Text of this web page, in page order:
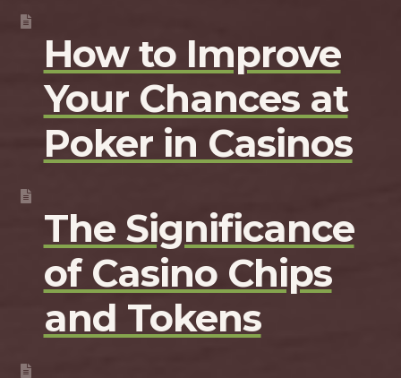
How to Improve
Your Chances at
Poker in Casinos
The Significance
of Casino Chips
and Tokens